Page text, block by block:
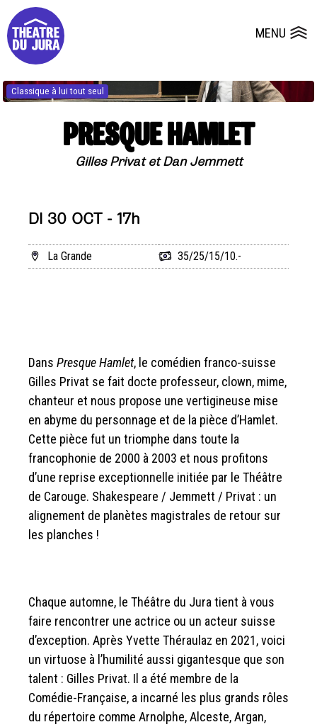
MENU
Presse
Salles
Dépôts de dossiers
Classique à lui tout seul
PRESQUE HAMLET
Gilles Privat et Dan Jemmett
Dans Presque Hamlet, le comédien franco-suisse
Gilles Privat se fait docte professeur, clown, mime,
chanteur et nous propose une vertigineuse mise
en abyme du personnage et de la pièce d’Hamlet.
Cette pièce fut un triomphe dans toute la
francophonie de 2000 à 2003 et nous profitons
d’une reprise exceptionnelle initiée par le Théâtre
de Carouge. Shakespeare / Jemmett / Privat : un
alignement de planètes magistrales de retour sur
les planches !
Chaque automne, le Théâtre du Jura tient à vous
faire rencontrer une actrice ou un acteur suisse
d’exception. Après Yvette Théraulaz en 2021, voici
un virtuose à l’humilité aussi gigantesque que son
talent : Gilles Privat. Il a été membre de la
Comédie-Française, a incarné les plus grands rôles
du répertoire comme Arnolphe, Alceste, Argan,
DI 30 OCT - 17h
La Grande 35/25/15/10.-